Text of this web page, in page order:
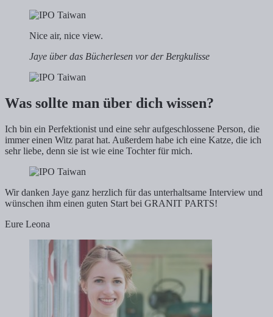
Nice air, nice view.
Jaye über das Bücherlesen vor der Bergkulisse
Was sollte man über dich wissen?
Ich bin ein Perfektionist und eine sehr aufgeschlossene Person, die
immer einen Witz parat hat. Außerdem habe ich eine Katze, die ich
sehr liebe, denn sie ist wie eine Tochter für mich.
Wir danken Jaye ganz herzlich für das unterhaltsame Interview und
wünschen ihm einen guten Start bei GRANIT PARTS!
Eure Leona